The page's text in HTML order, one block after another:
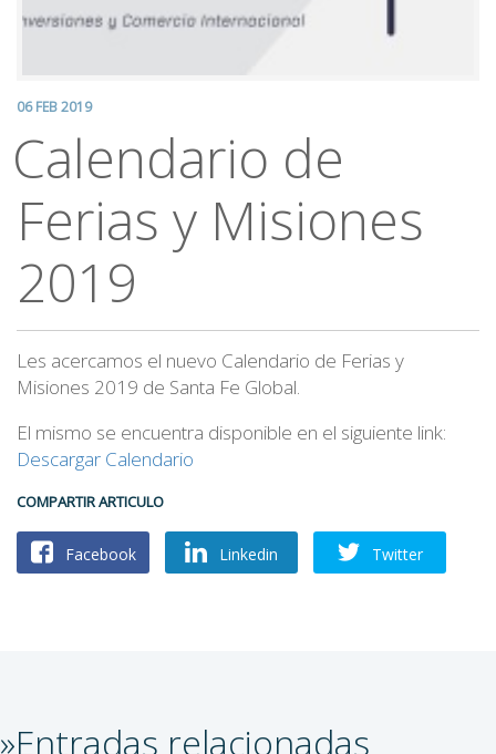
06 FEB 2019
Calendario de
Ferias y Misiones
2019
Les acercamos el nuevo Calendario de Ferias y
Misiones 2019 de Santa Fe Global.
El mismo se encuentra disponible en el siguiente link:
Descargar Calendario
COMPARTIR ARTICULO
Facebook Linkedin Twitter
»Entradas relacionadas